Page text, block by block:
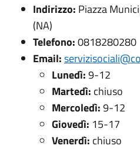
Indirizzo: Piazza
(NA)
Telefono:0818280280
Email:
Lunedì:9-12
Martedì: chiuso
Mercoledì:9-12
Giovedì: 15-17
Venerdì: chiuso